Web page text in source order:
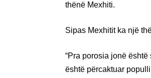
thënë Mexhiti.
Sipas Mexhitit ka një
“Pra porosia jonë
është përcaktuar